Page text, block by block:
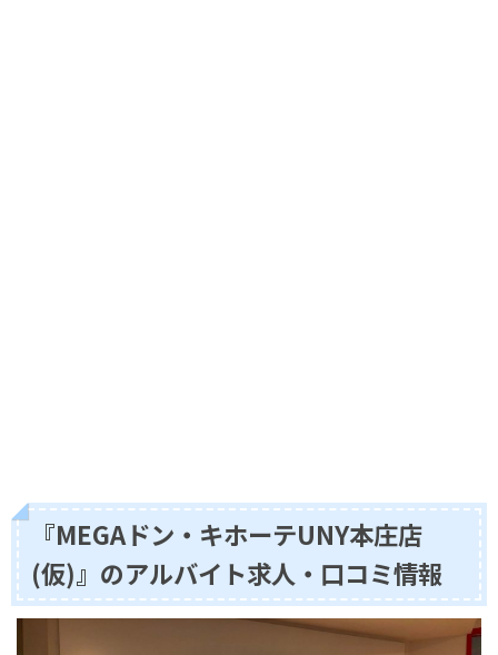
『MEGAドン・キホーテUNY本庄店
(仮)』のアルバイト求人・口コミ情報